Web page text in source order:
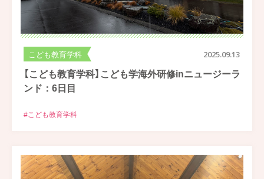
こども教育学科 2025.09.13
【こども教育学科】こども学海外研修inニュージーラ
ンド：6日目
#こども教育学科